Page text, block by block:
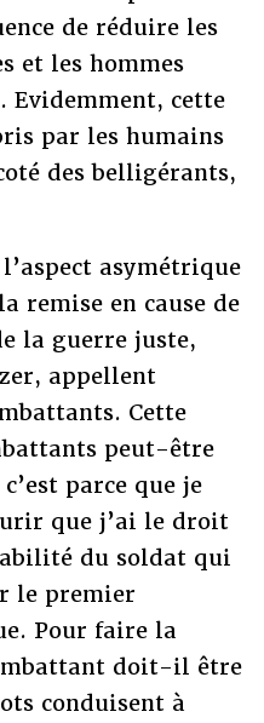
de réduire les
et les hommes
Evidemment, cette
par les humains
des belligérants,
asymétrique
remise en cause de
la guerre juste,
appellent
Cette
peut-être
parce que je
que j’ai le droit
du soldat qui
le premier
Pour faire la
doit-il être
conduisent à